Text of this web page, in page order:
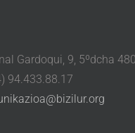
Gardoqui, 9, 5ºdcha
94.433.88.17